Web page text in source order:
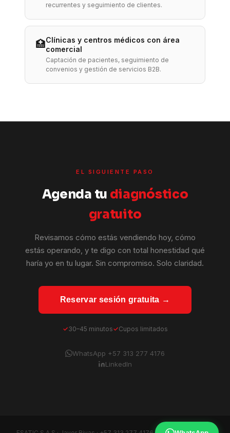
recurrentes y seguimiento de clientes.
🏥Clínicas y centros médicos con área
comercial
Captación de pacientes, seguimiento de
convenios y gestión de servicios B2B.
EL SIGUIENTE PASO
Agenda tu diagnóstico
gratuito
Revisamos cómo estás vendiendo hoy, cómo
estás operando, y te digo con total honestidad qué
haría yo en tu lugar. Sin compromiso. Solo claridad.
Reservar sesión gratuita →
30–45 minutos Cupos limitados
WhatsApp +57 313 277 4176
LinkedIn